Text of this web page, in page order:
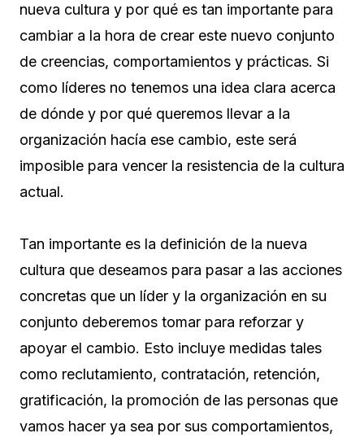
nueva cultura y por qué es tan importante para
cambiar a la hora de crear este nuevo conjunto
de creencias, comportamientos y prácticas. Si
como líderes no tenemos una idea clara acerca
de dónde y por qué queremos llevar a la
organización hacía ese cambio, este será
imposible para vencer la resistencia de la cultura
actual.
Tan importante es la definición de la nueva
cultura que deseamos para pasar a las acciones
concretas que un líder y la organización en su
conjunto deberemos tomar para reforzar y
apoyar el cambio. Esto incluye medidas tales
como reclutamiento, contratación, retención,
gratificación, la promoción de las personas que
vamos hacer ya sea por sus comportamientos,